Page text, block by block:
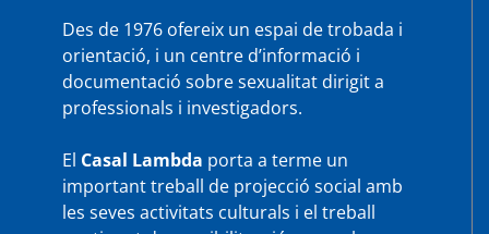
Des de 1976 ofereix un espai de trobada i
orientació, i un centre d’informació i
documentació sobre sexualitat dirigit a
professionals i investigadors.
El Casal Lambda porta a terme un
important treball de projecció social amb
les seves activitats culturals i el treball